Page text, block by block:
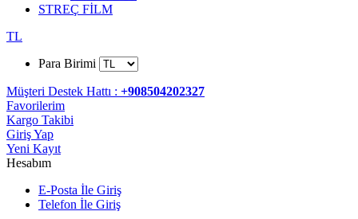
STREÇ FİLM
TL
Para Birimi
Müşteri Destek Hattı : +908504202327
Favorilerim
Kargo Takibi
Giriş Yap
Yeni Kayıt
Hesabım
E-Posta İle Giriş
Telefon İle Giriş